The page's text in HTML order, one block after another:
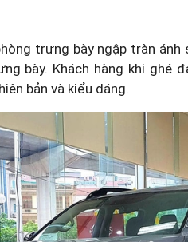
trưng bày ngập tràn
bày. Khách hàng khi ghé
bản và kiểu dáng.